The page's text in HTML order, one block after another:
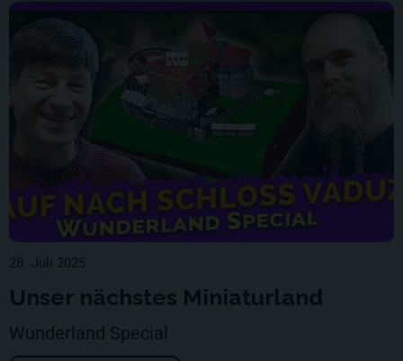
28. Juli 2025
Unser nächstes Miniaturland
Wunderland Special